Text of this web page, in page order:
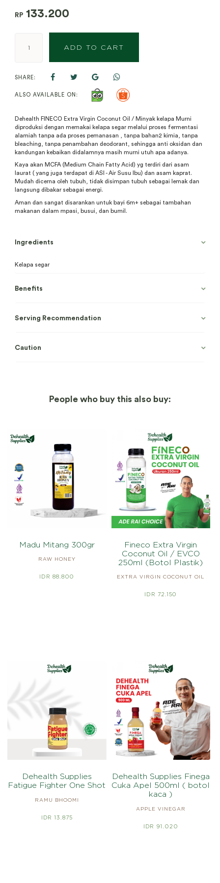
RP 133.200
ADD TO CART
SHARE:
ALSO AVAILABLE ON:
Dehealth FINECO Extra Virgin Coconut Oil / Minyak kelapa Murni
diproduksi dengan memakai kelapa segar melalui proses fermentasi
alamiah tanpa ada proses pemanasan , tanpa bahan2 kimia, tanpa
bleaching, tanpa penambahan deodorant, sehingga anti oksidan dan
kandungan kebaikan didalamnya masih murni utuh apa adanya.
Kaya akan MCFA (Medium Chain Fatty Acid) yg terdiri dari asam
laurat ( yang juga terdapat di ASI - Air Susu Ibu) dan asam kaprat.
Mudah dicerna oleh tubuh, tidak disimpan tubuh sebagai lemak dan
langsung dibakar sebagai energi.
Aman dan sangat disarankan untuk bayi 6m+ sebagai tambahan
makanan dalam mpasi, busui, dan bumil.
Ingredients
Kelapa segar
Benefits
Serving Recommendation
Caution
People who buy this also buy:
Madu Mitang 300gr
RAW HONEY
IDR 88.800
Fineco Extra Virgin
Coconut Oil / EVCO
250ml (Botol Plastik)
EXTRA VIRGIN COCONUT OIL
IDR 72.150
Dehealth Supplies
Fatigue Fighter One Shot
RAMU BHOOMI
IDR 13.875
Dehealth Supplies Finega
Cuka Apel 500ml ( botol
kaca )
APPLE VINEGAR
IDR 91.020